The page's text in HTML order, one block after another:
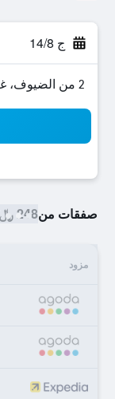
ج 14/8
2 من الضيوف، غرفة واحدة
صفقات من248 ﷼
مزود